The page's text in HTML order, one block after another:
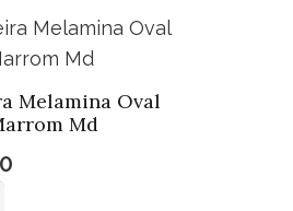
Melamina Oval
Md